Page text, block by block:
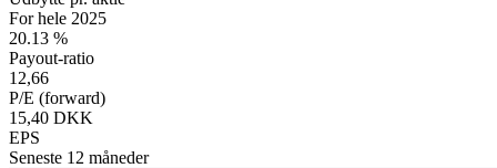
For hele 2025
20.13 %
Payout-ratio
12,66
P/E (forward)
15,40 DKK
EPS
Seneste 12 måneder